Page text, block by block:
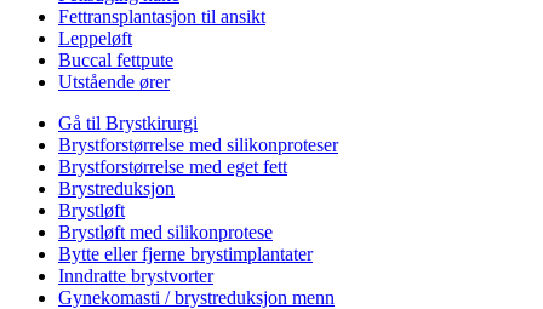
Fettransplantasjon til ansikt
Leppeløft
Buccal fettpute
Utstående ører
Gå til Brystkirurgi
Brystforstørrelse med silikonproteser
Brystforstørrelse med eget fett
Brystreduksjon
Brystløft
Brystløft med silikonprotese
Bytte eller fjerne brystimplantater
Inndratte brystvorter
Gynekomasti / brystreduksjon menn